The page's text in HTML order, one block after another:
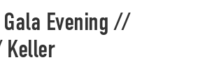
Gala Evening //
Keller